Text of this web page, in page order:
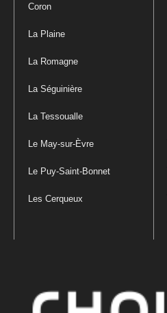
Coron
La Plaine
La Romagne
La Séguinière
La Tessoualle
Le May-sur-Èvre
Le Puy-Saint-Bonnet
Les Cerqueux